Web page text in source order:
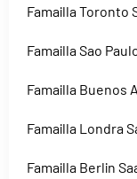
Famailla Toronto
Famailla Sao
Famailla Buenos
Famailla Londra
Famailla Berlin